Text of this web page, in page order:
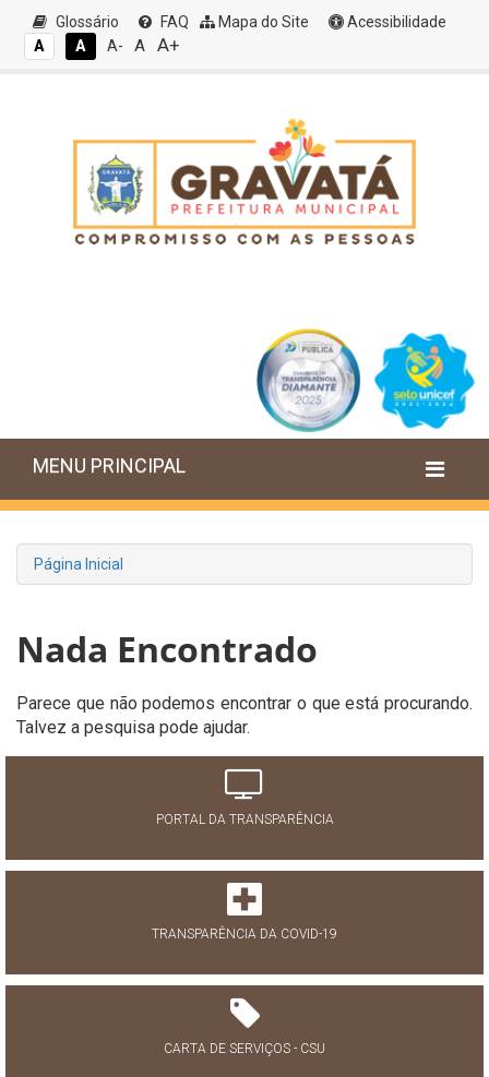
Glossário FAQ Mapa do Site
Acessibilidade
A
A A- A A+
MENU PRINCIPAL
Página Inicial
Nada Encontrado
Parece que não podemos encontrar o que está procurando.
Talvez a pesquisa pode ajudar.
PORTAL DA TRANSPARÊNCIA
TRANSPARÊNCIA DA COVID-19
CARTA DE SERVIÇOS - CSU